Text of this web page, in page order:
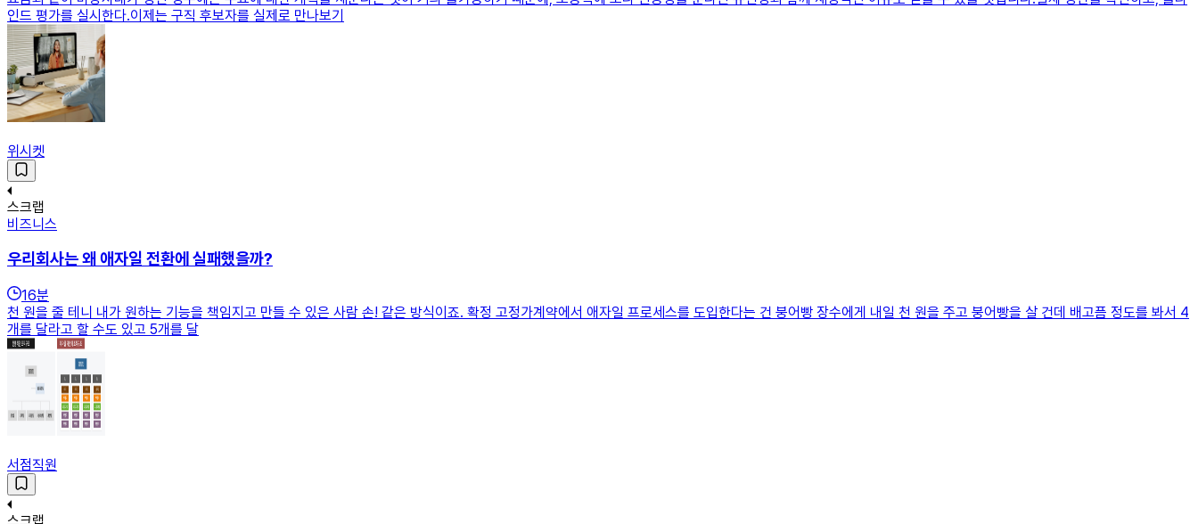
인드 평가를 실시한다.이제는 구직 후보자를 실제로 만나보기
위시켓
스크랩
비즈니스
우리회사는 왜 애자일 전환에 실패했을까?
16분
천 원을 줄 테니 내가 원하는 기능을 책임지고 만들 수 있은 사람 손! 같은 방식이죠. 확정 고정가계약에서 애자일 프로세스를 도입한다는 건 붕어빵 장수에게 내일 천 원을 주고 붕어빵을 살 건데 배고픔 정도를 봐서 4
개를 달라고 할 수도 있고 5개를 달
서점직원